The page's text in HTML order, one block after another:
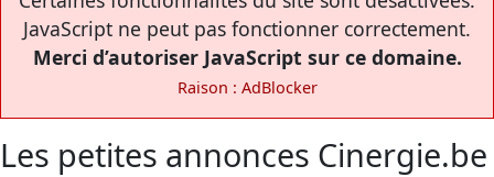
JavaScript ne peut pas fonctionner correctement.
Merci d’autoriser JavaScript sur ce domaine.
Raison : AdBlocker
Les petites annonces Cinergie.be